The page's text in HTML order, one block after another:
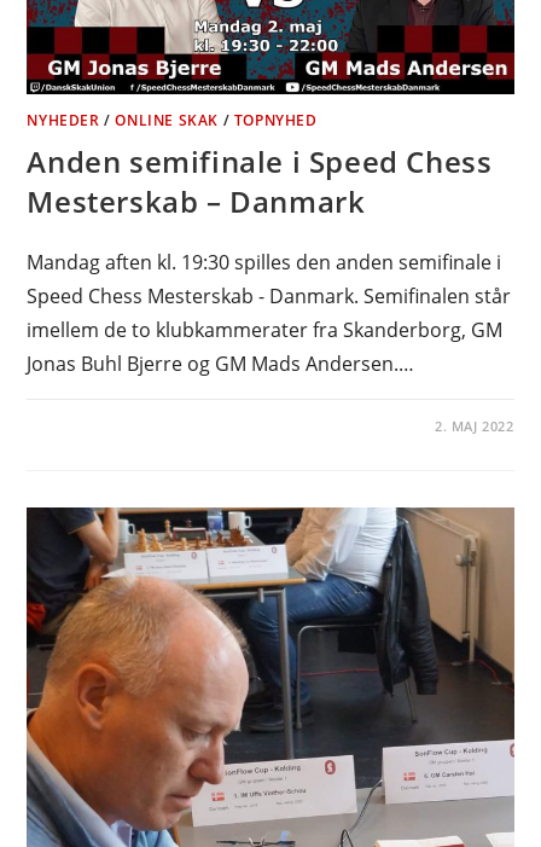
NYHEDER /ONLINE SKAK / TOPNYHED
Anden semifinale i Speed Chess
Mesterskab – Danmark
Mandag aften kl. 19:30 spilles den anden semifinale i
Speed Chess Mesterskab - Danmark. Semifinalen står
imellem de to klubkammerater fra Skanderborg, GM
Jonas Buhl Bjerre og GM Mads Andersen.…
2. MAJ 2022